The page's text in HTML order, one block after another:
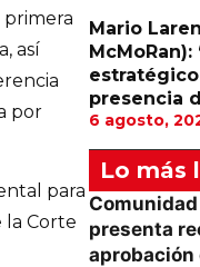
primera
así
por
para
la Corte
Mario
presencia
6 agosto,
Lo más
presenta
aprobación